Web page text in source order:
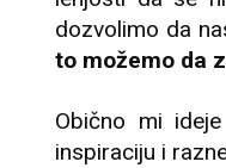
dozvolimo da
to možemo da
Obično mi
inspiraciju i